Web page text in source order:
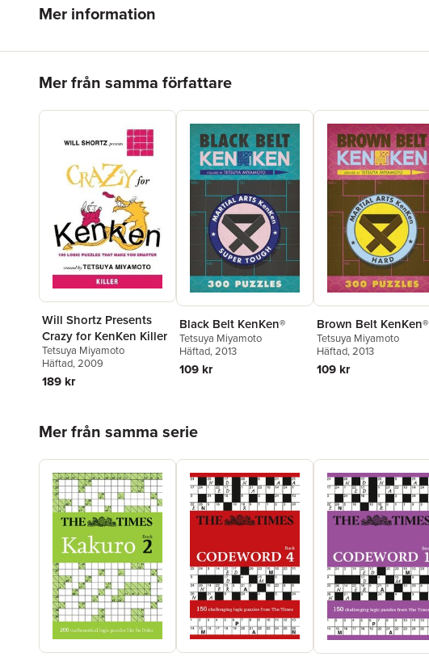
Mer information
Mer från samma författare
Will Shortz Presents
Crazy for KenKen Killer
Tetsuya Miyamoto
Häftad, 2009
189 kr
Black Belt KenKen®
Tetsuya Miyamoto
Häftad, 2013
109 kr
Brown Belt KenKen®
Tetsuya Miyamoto
Häftad, 2013
109 kr
Mer från samma serie